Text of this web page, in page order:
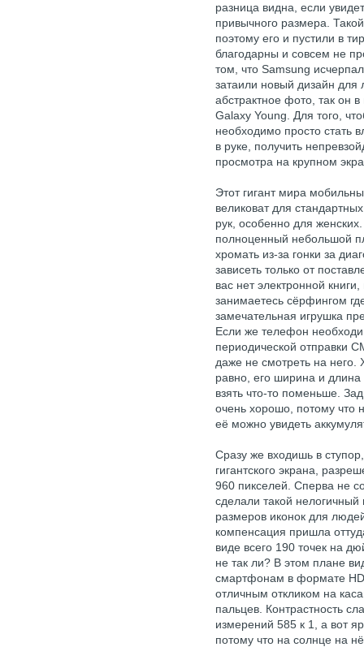
разница видна, если
привычного размера.
поэтому его и пустили в
благодарны и совсем не
том, что Samsung
затаили новый дизайн для
абстрактное фото, так он
Galaxy Young. Для того,
необходимо просто стать
в руке, получить
просмотра на крупном
Этот гигант мира
великоват для
рук, особенно для
полноценный небольшой
хромать из-за гонки за
зависеть только от
вас нет электронной
занимаетесь сёрфингом
замечательная игрушка
Если же телефон
периодической отправки
даже не смотреть на
равно, его ширина и
взять что-то поменьше.
очень хорошо, потому что
её можно увидеть
Сразу же входишь в
гигантского экрана,
960 пикселей. Сперва не
сделали такой
размеров иконок для
компенсация пришла
виде всего 190 точек на
не так ли? В этом плане
смартфонам в формате
отличным откликом на
пальцев. Контрастность
измерений 585 к 1, а вот
потому что на солнце на